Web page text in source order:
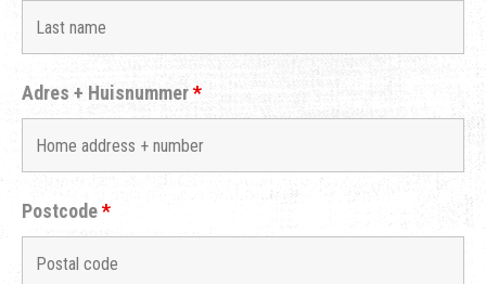
Adres + Huisnummer*
Postcode*